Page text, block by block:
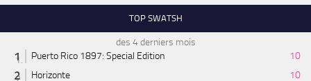
TOP SWATSH
des 4 derniers mois
Puerto Rico 1897: Special Edition
10
Horizonte
10